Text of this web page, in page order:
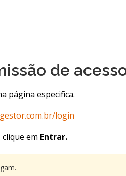
de
página especifica.
login
clique em Entrar.